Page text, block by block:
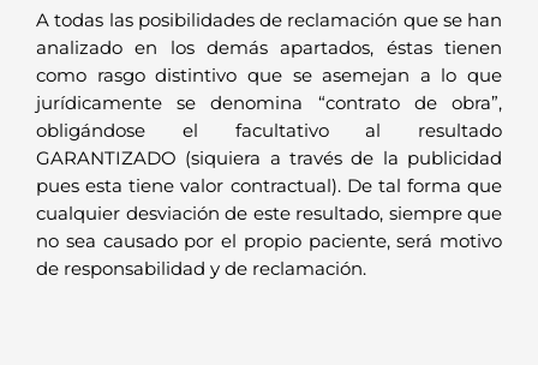
A todas las posibilidades de reclamación que se han
analizado en los demás apartados, éstas tienen
como rasgo distintivo que se asemejan a lo que
jurídicamente se denomina “contrato de obra”,
obligándose el facultativo al resultado
GARANTIZADO (siquiera a través de la publicidad
pues esta tiene valor contractual). De tal forma que
cualquier desviación de este resultado, siempre que
no sea causado por el propio paciente, será motivo
de responsabilidad y de reclamación.